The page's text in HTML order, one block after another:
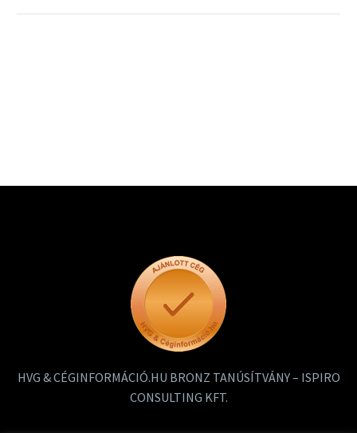
HVG & CÉGINFORMÁCIÓ.HU BRONZ TANÚSÍTVÁNY – ISPIRO
CONSULTING KFT.